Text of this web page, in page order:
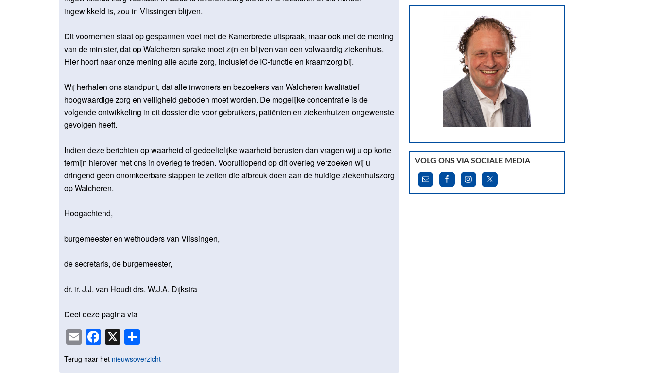
ingewikkeld is, zou in Vlissingen blijven.
Dit voornemen staat op gespannen voet met de Kamerbrede uitspraak, maar ook met de mening
van de minister, dat op Walcheren sprake moet zijn en blijven van een volwaardig ziekenhuis.
Hier hoort naar onze mening alle acute zorg, inclusief de IC-functie en kraamzorg bij.
Wij herhalen ons standpunt, dat alle inwoners en bezoekers van Walcheren kwalitatief
hoogwaardige zorg en veiligheid geboden moet worden. De mogelijke concentratie is de
volgende ontwikkeling in dit dossier die voor gebruikers, patiënten en ziekenhuizen ongewenste
gevolgen heeft.
Indien deze berichten op waarheid of gedeeltelijke waarheid berusten dan vragen wij u op korte
termijn hierover met ons in overleg te treden. Vooruitlopend op dit overleg verzoeken wij u
dringend geen onomkeerbare stappen te zetten die afbreuk doen aan de huidige ziekenhuiszorg
op Walcheren.
Hoogachtend,
burgemeester en wethouders van Vlissingen,
de secretaris, de burgemeester,
dr. ir. J.J. van Houdt drs. W.J.A. Dijkstra
Deel deze pagina via
EmailFacebook
X
Terug naar het nieuwsoverzicht
VOLG ONS VIA SOCIALE MEDIA